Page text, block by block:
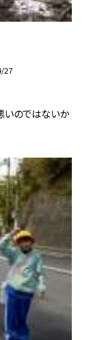
27
いのではないか